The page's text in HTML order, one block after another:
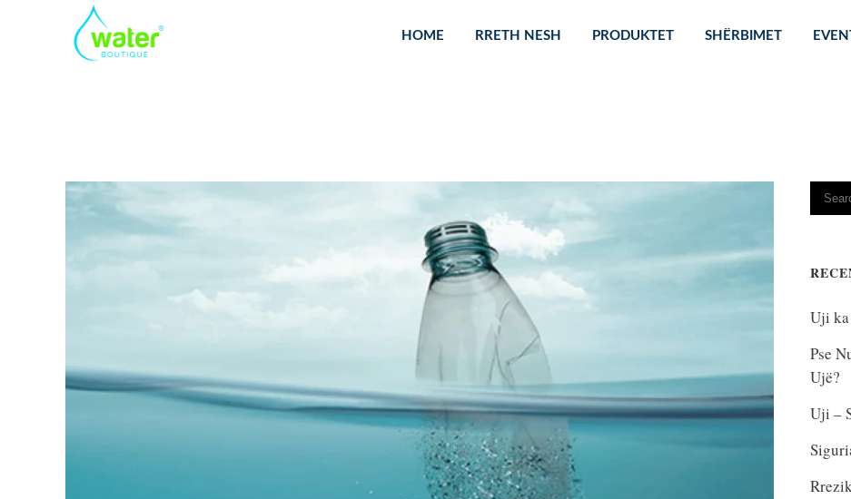
HOME RRETH NESH PRODUKTET SHËRBIMET
Uji ka
Pse
Ujë?
Uji –